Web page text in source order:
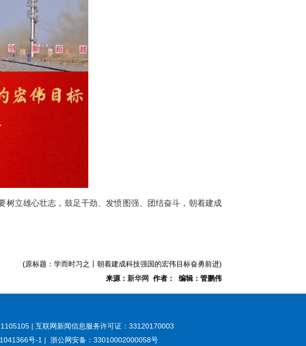
立雄心壮志，鼓足干劲、发愤图强、团结奋斗，朝着建成
(原标题：学而时习之丨朝着建成科技强国的宏伟目标奋勇前进)
来源： 新华网 作者： 编辑：管鹏伟
| 互联网新闻信息服务许可证：33120170003
号-1 | 浙公网安备：33010002000058号